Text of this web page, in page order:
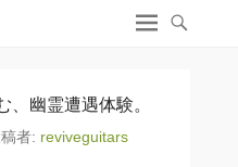
、幽霊遭遇体験。
者: reviveguitars